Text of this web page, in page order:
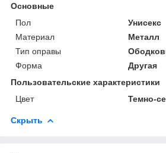
Основные
Пол
Унисекс
Материал
Металл
Тип оправы
Форма
Другая
Пользовательские характеристики
Цвет
Темно-
Скрыть